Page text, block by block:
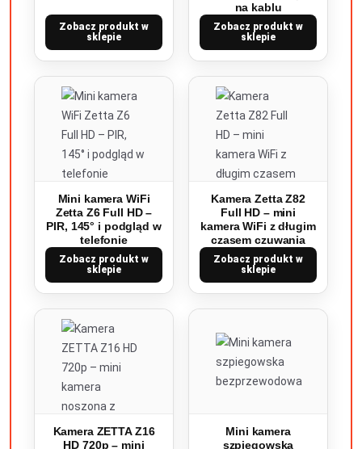
Zobacz produkt w
sklepie
na kablu
Zobacz produkt w
sklepie
Mini kamera WiFi
Zetta Z6 Full HD –
PIR, 145° i podgląd w
telefonie
Zobacz produkt w
sklepie
Kamera Zetta Z82
Full HD – mini
kamera WiFi z długim
czasem czuwania
Zobacz produkt w
sklepie
Kamera ZETTA Z16
HD 720p – mini
Mini kamera
szpiegowska